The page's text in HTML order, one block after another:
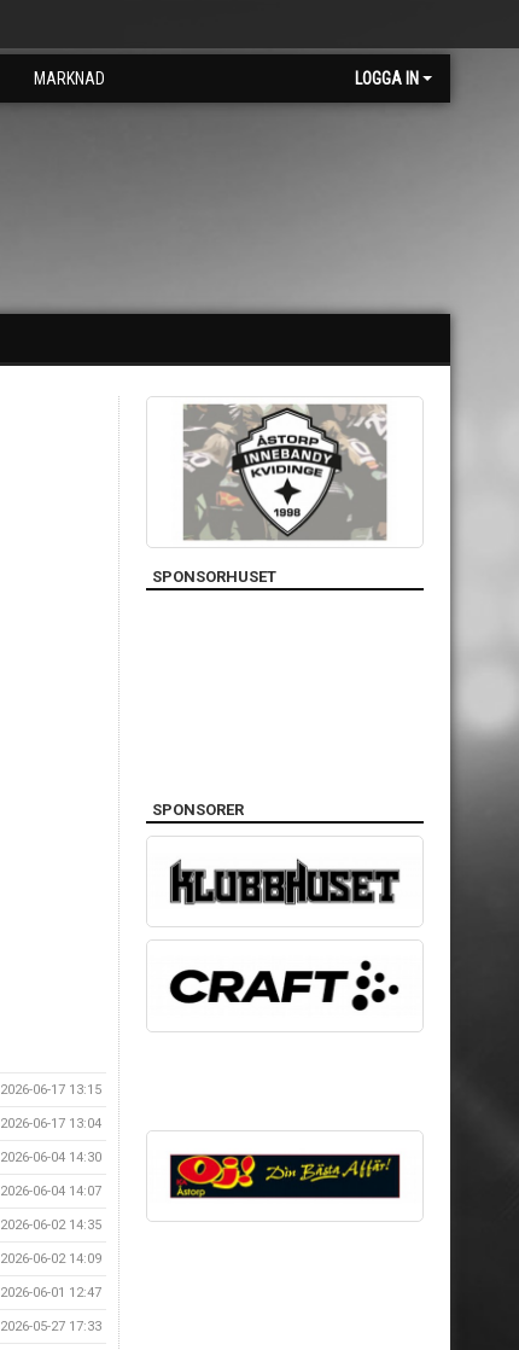
MARKNAD LOGGA IN
2026-06-17 13:15
2026-06-17 13:04
2026-06-04 14:30
2026-06-04 14:07
2026-06-02 14:35
2026-06-02 14:09
2026-06-01 12:47
2026-05-27 17:33
SPONSORHUSET
SPONSORER